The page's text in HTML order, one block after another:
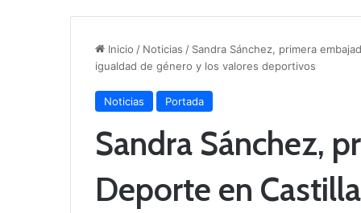
Inicio / Noticias / Sandra Sánchez, primera
igualdad de género y los valores deportivos
Noticias Portada
Sandra Sánchez,
Deporte en